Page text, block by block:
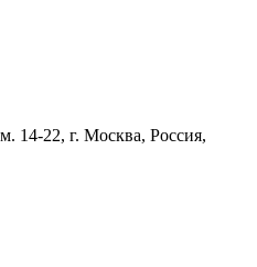
14-22, г. Москва, Россия,